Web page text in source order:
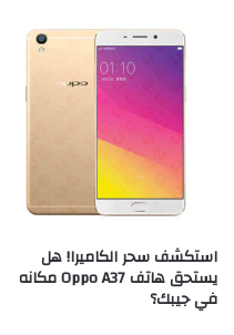
استكشف سحر الكاميرا! هل
يستحق هاتف Oppo A37 مكانه
في جيبك؟